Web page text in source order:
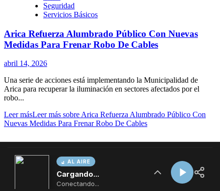
AL AIRE
Cargando...
Conectando...